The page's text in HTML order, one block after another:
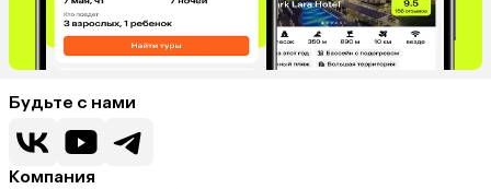
Будьте с нами
Компания